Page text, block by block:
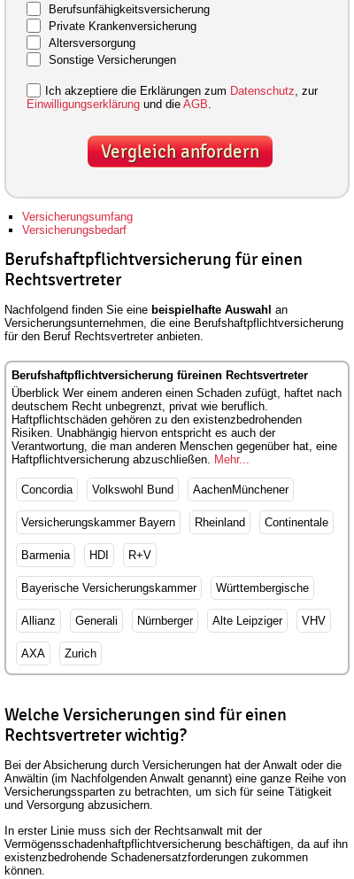
Berufsunfähigkeitsversicherung
Private Krankenversicherung
Altersversorgung
Sonstige Versicherungen
Ich akzeptiere die Erklärungen zum Datenschutz , zur
Einwilligungserklärung und die AGB.
Vergleich anfordern
Versicherungsumfang
Versicherungsbedarf
Berufshaftpflichtversicherung für einen
Rechtsvertreter
Nachfolgend finden Sie eine beispielhafte Auswahl an
Versicherungsunternehmen, die eine Berufshaftpflichtversicherung
für den Beruf Rechtsvertreter anbieten.
Berufshaftpflichtversicherung füreinen Rechtsvertreter
Überblick Wer einem anderen einen Schaden zufügt, haftet nach
deutschem Recht unbegrenzt, privat wie beruflich.
Haftpflichtschäden gehören zu den existenzbedrohenden
Risiken. Unabhängig hiervon entspricht es auch der
Verantwortung, die man anderen Menschen gegenüber hat, eine
Haftpflichtversicherung abzuschließen. Mehr...
Concordia Volkswohl Bund AachenMünchener
Versicherungskammer Bayern Rheinland Continentale
Barmenia HDI R+V
Bayerische Versicherungskammer Württembergische
Allianz Generali Nürnberger Alte Leipziger VHV
AXA Zurich
Welche Versicherungen sind für einen
Rechtsvertreter wichtig?
Bei der Absicherung durch Versicherungen hat der Anwalt oder die
Anwältin (im Nachfolgenden Anwalt genannt) eine ganze Reihe von
Versicherungssparten zu betrachten, um sich für seine Tätigkeit
und Versorgung abzusichern.
In erster Linie muss sich der Rechtsanwalt mit der
Vermögensschadenhaftpflichtversicherung beschäftigen, da auf ihn
existenzbedrohende Schadenersatzforderungen zukommen
können.